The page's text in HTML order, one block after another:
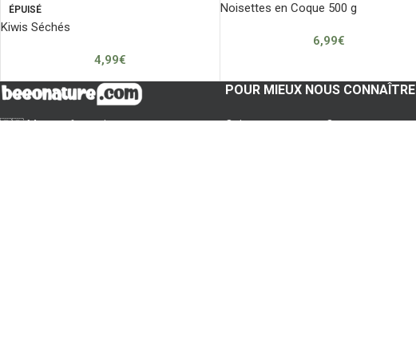
ÉPUISÉ
Kiwis Séchés
4,99€
Noisettes en Coque 500 g
6,99€
🇫🇷 Marque française
POUR MIEUX NOUS CONNAÎTRE
Qui sommes-nous ?